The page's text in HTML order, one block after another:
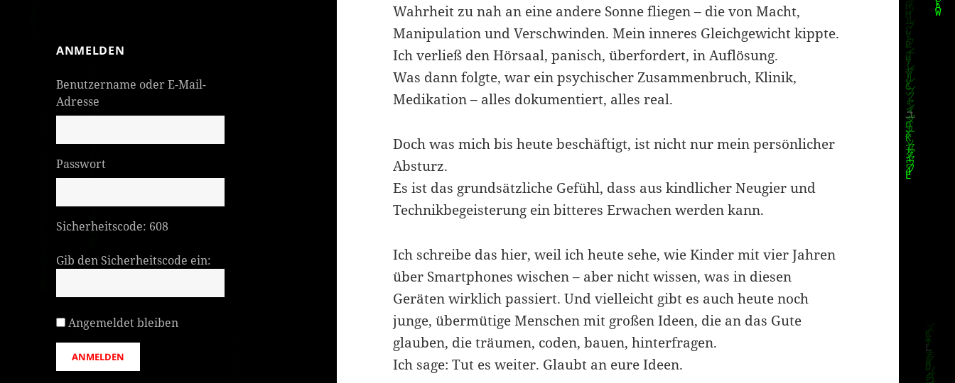
ANMELDEN
Benutzername oder E-Mail-
Adresse
Passwort
Sicherheitscode: 608
Gib den Sicherheitscode ein:
Angemeldet bleiben
ANMELDEN
Wahrheit zu nah an eine andere Sonne fliegen – die von Macht,
Manipulation und Verschwinden. Mein inneres Gleichgewicht kippte.
Ich verließ den Hörsaal, panisch, überfordert, in Auflösung.
Was dann folgte, war ein psychischer Zusammenbruch, Klinik,
Medikation – alles dokumentiert, alles real.
Doch was mich bis heute beschäftigt, ist nicht nur mein persönlicher
Absturz.
Es ist das grundsätzliche Gefühl, dass aus kindlicher Neugier und
Technikbegeisterung ein bitteres Erwachen werden kann.
Ich schreibe das hier, weil ich heute sehe, wie Kinder mit vier Jahren
über Smartphones wischen – aber nicht wissen, was in diesen
Geräten wirklich passiert. Und vielleicht gibt es auch heute noch
junge, übermütige Menschen mit großen Ideen, die an das Gute
glauben, die träumen, coden, bauen, hinterfragen.
Ich sage: Tut es weiter. Glaubt an eure Ideen.